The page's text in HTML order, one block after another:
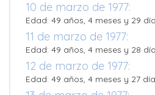
10 de marzo de 1977:
Edad: 49 años, 4 meses y 29
11 de marzo de 1977:
Edad: 49 años, 4 meses y 28
12 de marzo de 1977:
Edad: 49 años, 4 meses y 27